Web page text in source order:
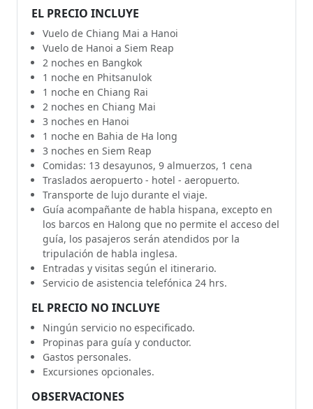
EL PRECIO INCLUYE
Vuelo de Chiang Mai a Hanoi
Vuelo de Hanoi a Siem Reap
2 noches en Bangkok
1 noche en Phitsanulok
1 noche en Chiang Rai
2 noches en Chiang Mai
3 noches en Hanoi
1 noche en Bahia de Ha long
3 noches en Siem Reap
Comidas: 13 desayunos, 9 almuerzos, 1 cena
Traslados aeropuerto - hotel - aeropuerto.
Transporte de lujo durante el viaje.
Guía acompañante de habla hispana, excepto en
los barcos en Halong que no permite el acceso del
guía, los pasajeros serán atendidos por la
tripulación de habla inglesa.
Entradas y visitas según el itinerario.
Servicio de asistencia telefónica 24 hrs.
EL PRECIO NO INCLUYE
Ningún servicio no especificado.
Propinas para guía y conductor.
Gastos personales.
Excursiones opcionales.
OBSERVACIONES